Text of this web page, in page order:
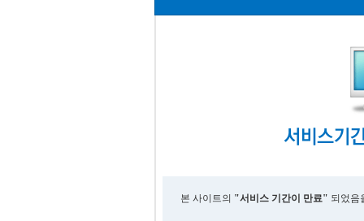
본 사이트의 "서비스 기간이 만료" 되었음